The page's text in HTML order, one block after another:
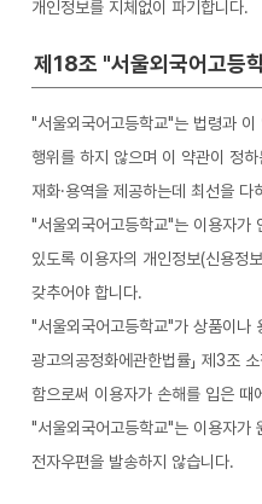
개인정보를 지체없이 파기합니다.
제18조 "서울외국어고등
"서울외국어고등학교"는 법령과
행위를 하지 않으며 이 약관이 정
재화·용역을 제공하는데 최선을 다
"서울외국어고등학교"는 이용자가
있도록 이용자의 개인정보(신용정
갖추어야 합니다.
"서울외국어고등학교"가 상품이나
광고의공정화에관한법률」 제3조
함으로써 이용자가 손해를 입은 때
"서울외국어고등학교"는 이용자가
전자우편을 발송하지 않습니다.